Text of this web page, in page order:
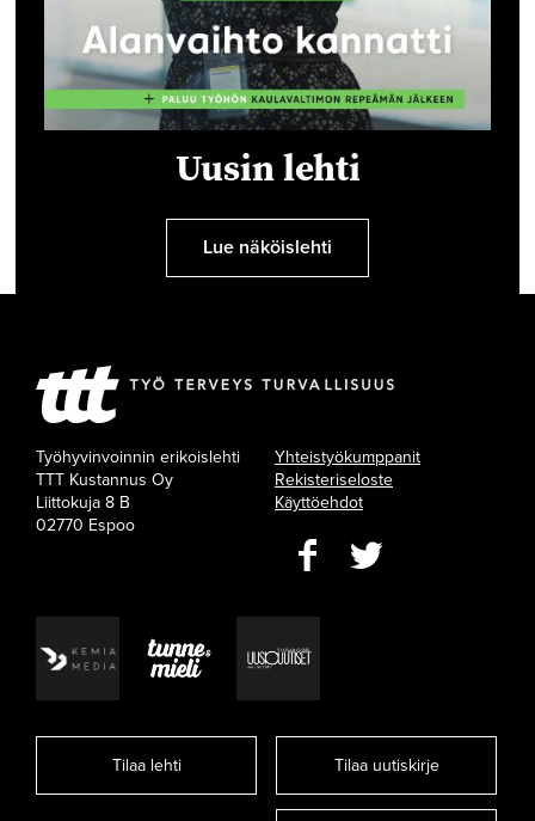
Uusin lehti
Lue näköislehti
Työhyvinvoinnin erikoislehti
TTT Kustannus Oy
Liittokuja 8 B
02770 Espoo
Yhteistyökumppanit
Rekisteriseloste
Käyttöehdot
Tilaa lehti Tilaa uutiskirje